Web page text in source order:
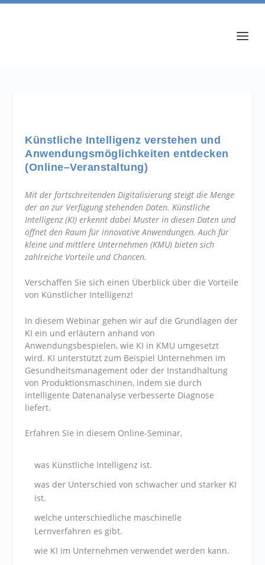
Künstliche Intelligenz verstehen und
Anwendungsmöglichkeiten entdecken
(Online–Veranstaltung)
Mit der fortschreitenden Digitalisierung steigt die Menge
der an zur Verfügung stehenden Daten. Künstliche
Intelligenz (KI) erkennt dabei Muster in diesen Daten und
öffnet den Raum für innovative Anwendungen. Auch für
kleine und mittlere Unternehmen (KMU) bieten sich
zahlreiche Vorteile und Chancen.
Verschaffen Sie sich einen Überblick über die Vorteile
von Künstlicher Intelligenz!
In diesem Webinar gehen wir auf die Grundlagen der
KI ein und erläutern anhand von
Anwendungsbespielen, wie KI in KMU umgesetzt
wird. KI unterstützt zum Beispiel Unternehmen im
Gesundheitsmanagement oder der Instandhaltung
von Produktionsmaschinen, indem sie durch
intelligente Datenanalyse verbesserte Diagnose
liefert.
Erfahren Sie in diesem Online-Seminar,
was Künstliche Intelligenz ist.
was der Unterschied von schwacher und starker KI
ist.
welche unterschiedliche maschinelle
Lernverfahren es gibt.
wie KI im Unternehmen verwendet werden kann.